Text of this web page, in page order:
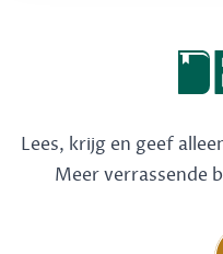
Lees, krijg en geef
Meer verrassende